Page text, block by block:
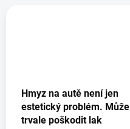
Hmyz na autě není jen
estetický problém. Může
trvale poškodit lak